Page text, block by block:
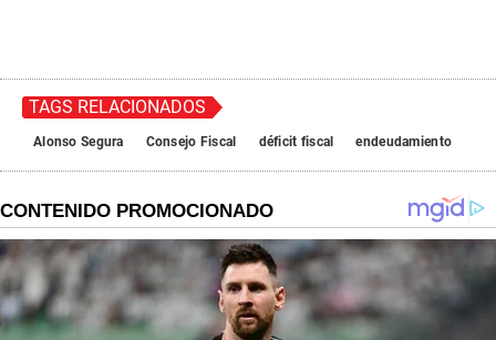
TAGS RELACIONADOS
Alonso Segura Consejo Fiscal déficit fiscal endeudamiento